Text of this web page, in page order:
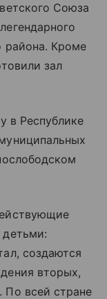
Союза
района. Кроме
зал
в Республике
создаются
вторых,
всей стране